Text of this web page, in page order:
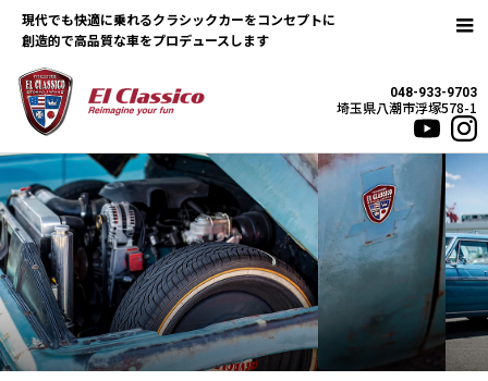
現代でも快適に乗れるクラシックカーをコンセプトに
048-933-9703
埼玉県八潮市浮塚578-1